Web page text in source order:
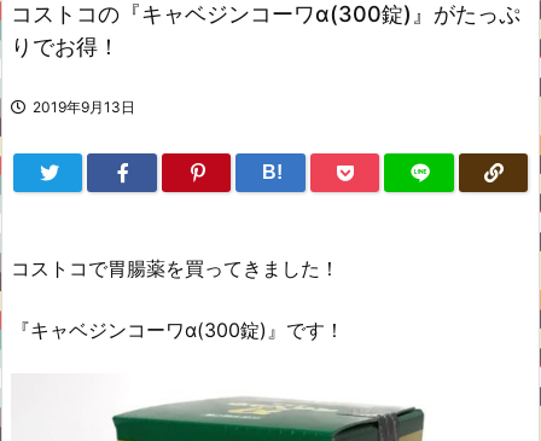
コストコの『キャベジンコーワα(300錠)』がたっぷ
りでお得！
2019年9月13日
B!
コストコで胃腸薬を買ってきました！
『キャベジンコーワα(300錠)』です！